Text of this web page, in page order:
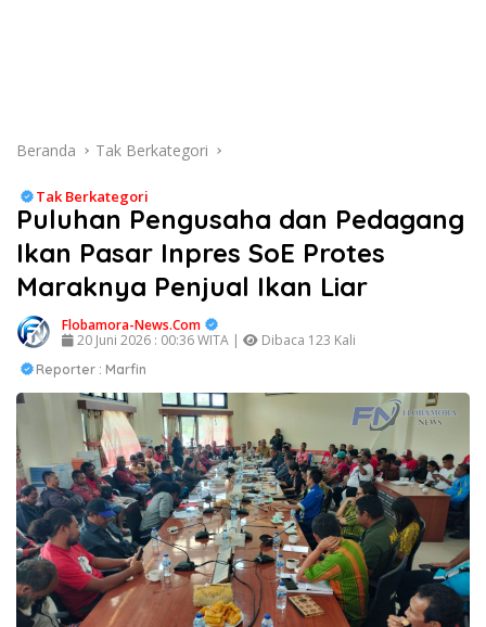
Beranda Tak Berkategori
Tak Berkategori
Puluhan Pengusaha dan Pedagang
Ikan Pasar Inpres SoE Protes
Maraknya Penjual Ikan Liar
Flobamora-News.Com
20 Juni 2026 : 00:36 WITA |
Dibaca 123 Kali
Reporter : Marfin